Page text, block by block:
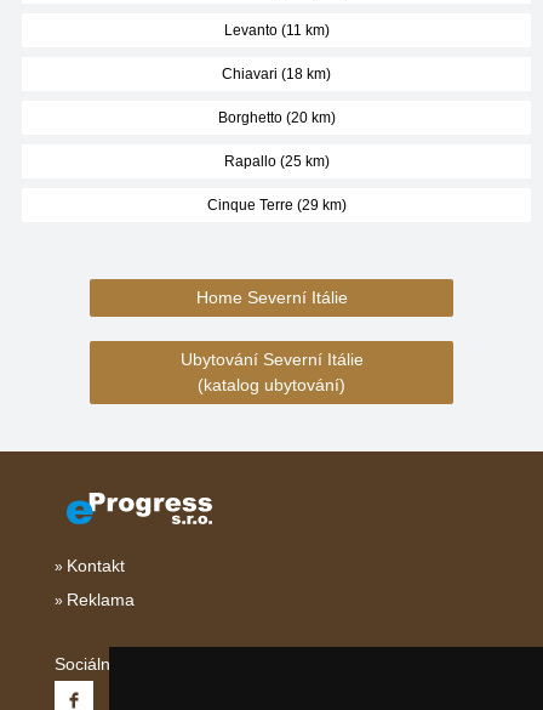
Levanto (11 km)
Chiavari (18 km)
Borghetto (20 km)
Rapallo (25 km)
Cinque Terre (29 km)
Home Severní Itálie
Ubytování Severní Itálie
(katalog ubytování)
Kontakt
Reklama
Sociální sítě: